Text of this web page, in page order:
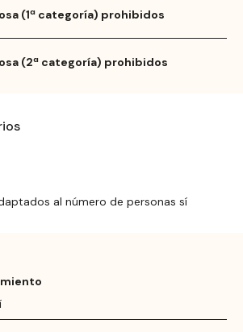
(1ª categoría) prohibidos
(2ª categoría) prohibidos
al número de personas sí